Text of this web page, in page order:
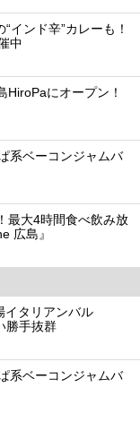
インド辛”カレーも！
中
にオープン！
系ベーコンジャムバ
最大4時間食べ飲み放
広島』
イタリアンバル
勝手抜群
系ベーコンジャムバ